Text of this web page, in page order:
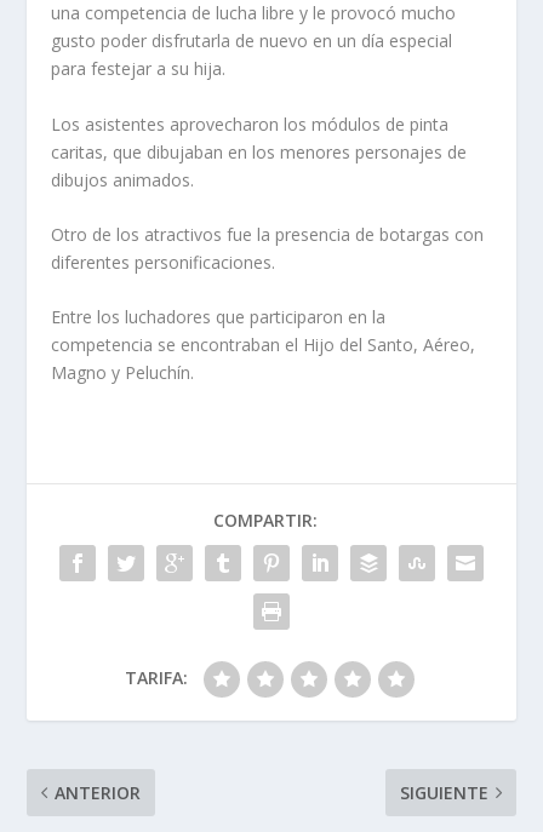
una competencia de lucha libre y le provocó mucho
gusto poder disfrutarla de nuevo en un día especial
para festejar a su hija.
Los asistentes aprovecharon los módulos de pinta
caritas, que dibujaban en los menores personajes de
dibujos animados.
Otro de los atractivos fue la presencia de botargas con
diferentes personificaciones.
Entre los luchadores que participaron en la
competencia se encontraban el Hijo del Santo, Aéreo,
Magno y Peluchín.
COMPARTIR:
TARIFA:
ANTERIOR SIGUIENTE